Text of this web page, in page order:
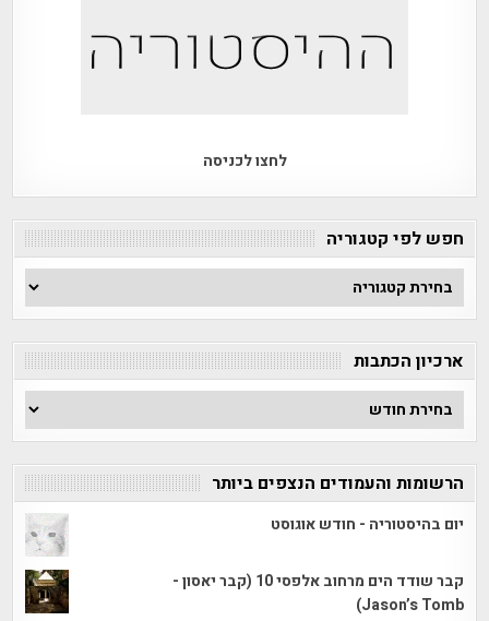
לחצו לכניסה
חפש לפי קטגוריה
חפש
לפי
ארכיון הכתבות
ארכיון
הכתבות
הרשומות והעמודים הנצפים ביותר
יום בהיסטוריה - חודש אוגוסט
קבר שודד הים מרחוב אלפסי 10 (קבר יאסון -
Jason’s Tomb)